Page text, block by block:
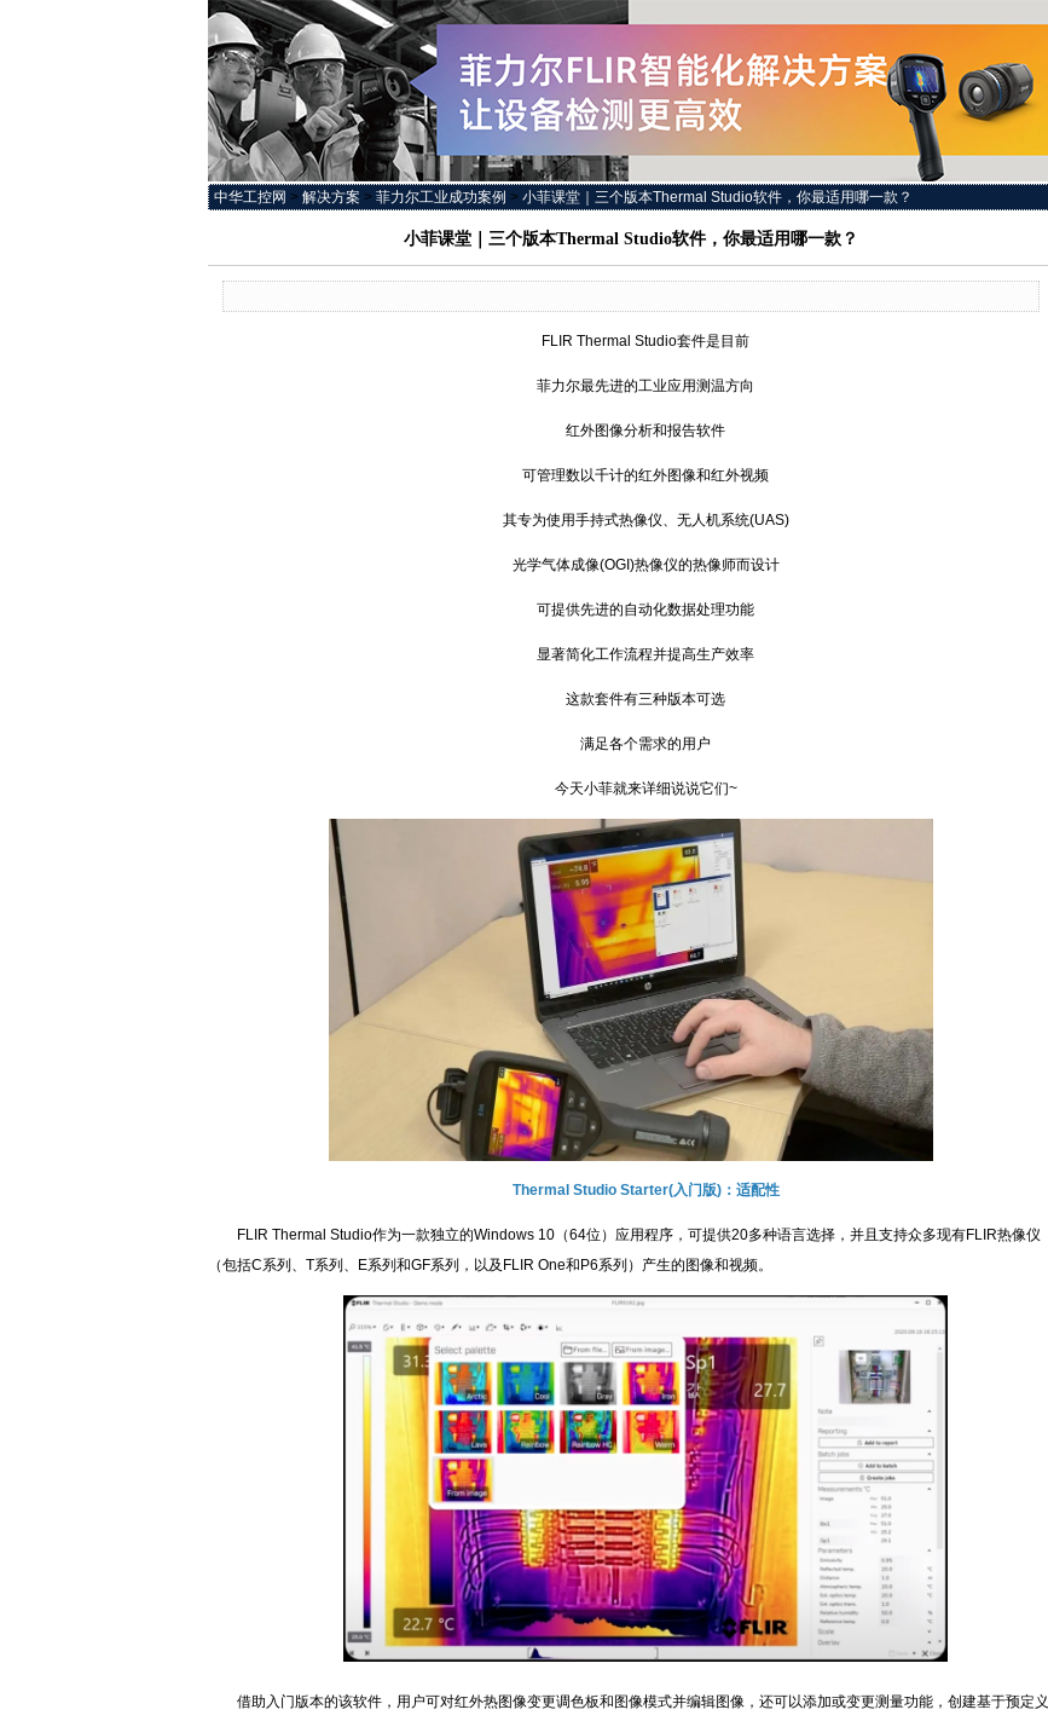
中华工控网 > 解决方案 > 菲力尔工业成功案例 > 小菲课堂｜三个版本Thermal Studio软件，你最适用哪一款？
小菲课堂｜三个版本Thermal Studio软件，你最适用哪一款？
FLIR Thermal Studio套件是目前
菲力尔最先进的工业应用测温方向
红外图像分析和报告软件
可管理数以千计的红外图像和红外视频
其专为使用手持式热像仪、无人机系统(UAS)
光学气体成像(OGI)热像仪的热像师而设计
可提供先进的自动化数据处理功能
显著简化工作流程并提高生产效率
这款套件有三种版本可选
满足各个需求的用户
今天小菲就来详细说说它们~
Thermal Studio Starter(入门版)：适配性
FLIR Thermal Studio作为一款独立的Windows 10（64位）应用程序，可提供20多种语言选择，并且支持众多现有FLIR热像仪
（包括C系列、T系列、E系列和GF系列，以及FLIR One和P6系列）产生的图像和视频。
借助入门版本的该软件，用户可对红外热图像变更调色板和图像模式并编辑图像，还可以添加或变更测量功能，创建基于预定义